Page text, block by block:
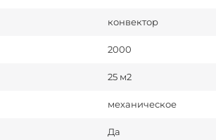
конвектор
2000
25 м2
механическое
Да